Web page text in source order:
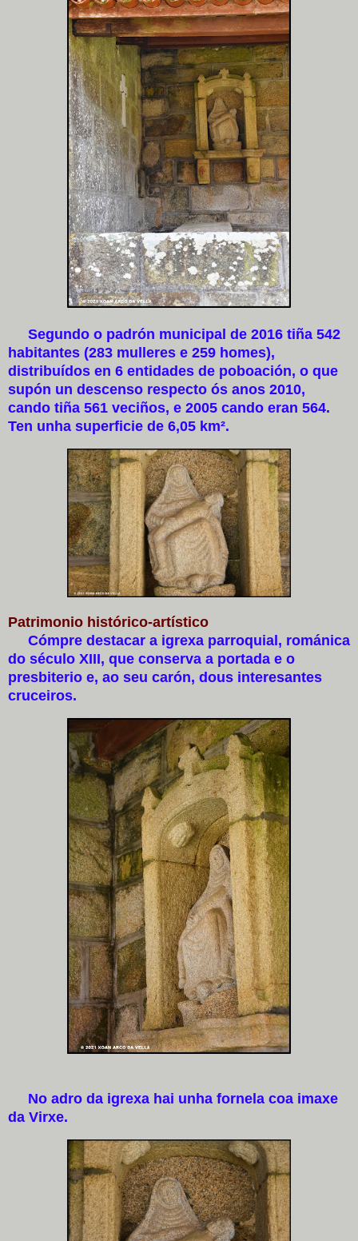
Segundo o padrón municipal de 2016 tiña 542
habitantes (283 mulleres e 259 homes),
distribuídos en 6 entidades de poboación, o que
supón un descenso respecto ós anos 2010,
cando tiña 561 veciños, e 2005 cando eran 564.
Ten unha superficie de 6,05 km².
Patrimonio histórico-artístico
Cómpre destacar a igrexa parroquial, románica
do século XIII, que conserva a portada e o
presbiterio e, ao seu carón, dous interesantes
cruceiros.
No adro da igrexa hai unha fornela coa imaxe
da Virxe.